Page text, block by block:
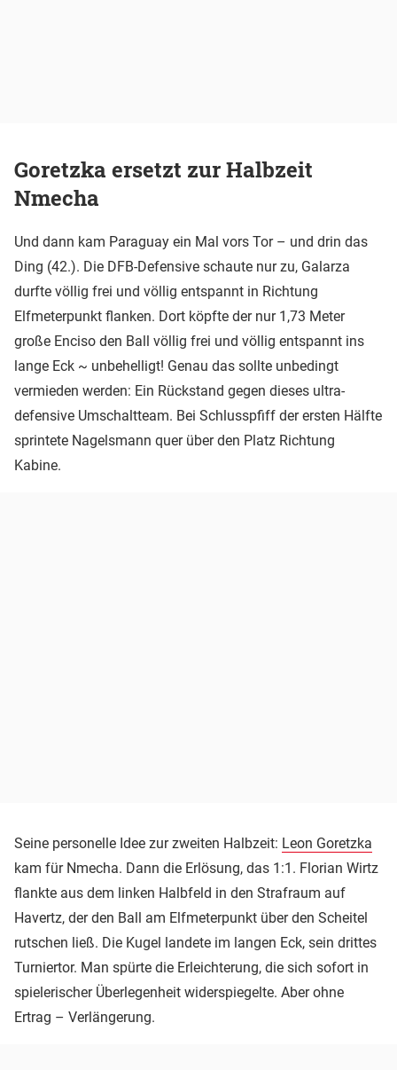
Goretzka ersetzt zur Halbzeit
Nmecha
Und dann kam Paraguay ein Mal vors Tor – und drin das
Ding (42.). Die DFB-Defensive schaute nur zu, Galarza
durfte völlig frei und völlig entspannt in Richtung
Elfmeterpunkt flanken. Dort köpfte der nur 1,73 Meter
große Enciso den Ball völlig frei und völlig entspannt ins
lange Eck ~ unbehelligt! Genau das sollte unbedingt
vermieden werden: Ein Rückstand gegen dieses ultra-
defensive Umschaltteam. Bei Schlusspfiff der ersten Hälfte
sprintete Nagelsmann quer über den Platz Richtung
Kabine.
Seine personelle Idee zur zweiten Halbzeit: Leon Goretzka
kam für Nmecha. Dann die Erlösung, das 1:1. Florian Wirtz
flankte aus dem linken Halbfeld in den Strafraum auf
Havertz, der den Ball am Elfmeterpunkt über den Scheitel
rutschen ließ. Die Kugel landete im langen Eck, sein drittes
Turniertor. Man spürte die Erleichterung, die sich sofort in
spielerischer Überlegenheit widerspiegelte. Aber ohne
Ertrag – Verlängerung.